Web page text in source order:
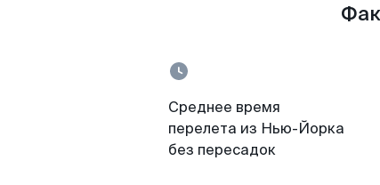
Среднее время
перелета из Нью-Йорка
без пересадок